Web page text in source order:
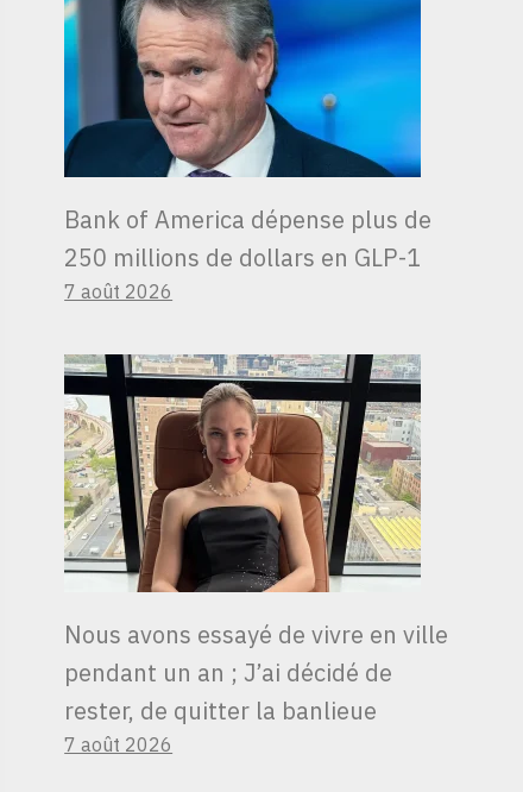
Bank of America dépense plus de
250 millions de dollars en GLP-1
7 août 2026
Nous avons essayé de vivre en ville
pendant un an ; J’ai décidé de
rester, de quitter la banlieue
7 août 2026